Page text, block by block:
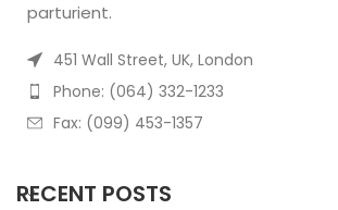
parturient.
451 Wall Street, UK, London
Phone: (064) 332-1233
Fax: (099) 453-1357
RECENT POSTS